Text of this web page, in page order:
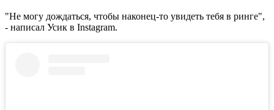
"Не могу дождаться, чтобы наконец-то увидеть тебя в ринге",
- написал Усик в Instagram.